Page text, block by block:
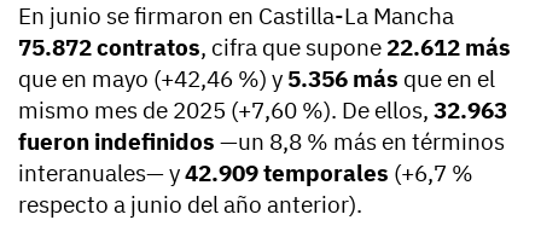
En junio se firmaron en Castilla-La Mancha
75.872 contratos, cifra que supone 22.612 más
que en mayo (+42,46 %) y 5.356 más que en el
mismo mes de 2025 (+7,60 %). De ellos, 32.963
fueron indefinidos —un 8,8 % más en términos
interanuales— y42.909 temporales (+6,7 %
respecto a junio del año anterior).